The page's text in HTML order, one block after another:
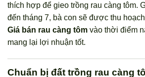
thích hợp để gieo trồng rau càng tôm.
đến tháng 7, bà con sẽ được thu
Giá bán rau càng tôm vào thời điểm
mang lại lợi nhuận tốt.
Chuẩn bị đất trồng rau càng